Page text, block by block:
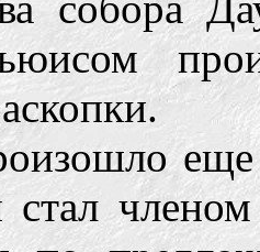
членом